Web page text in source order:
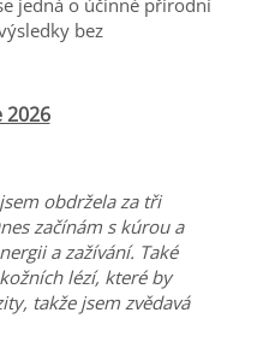
jedná o účinné přírodní
bez
2026
obdržela za tři
začínám s kúrou a
a zažívání. Také
lézí, které by
takže jsem zvědavá